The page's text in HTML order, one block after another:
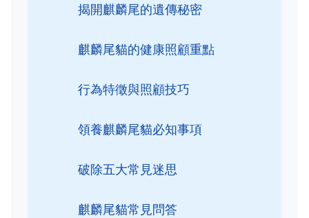
揭開麒麟尾的遺傳秘密
麒麟尾貓的健康照顧重點
行為特徵與照顧技巧
領養麒麟尾貓必知事項
破除五大常見迷思
麒麟尾貓常見問答